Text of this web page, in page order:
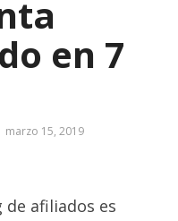
en 7
marzo 15, 2019
afiliados es